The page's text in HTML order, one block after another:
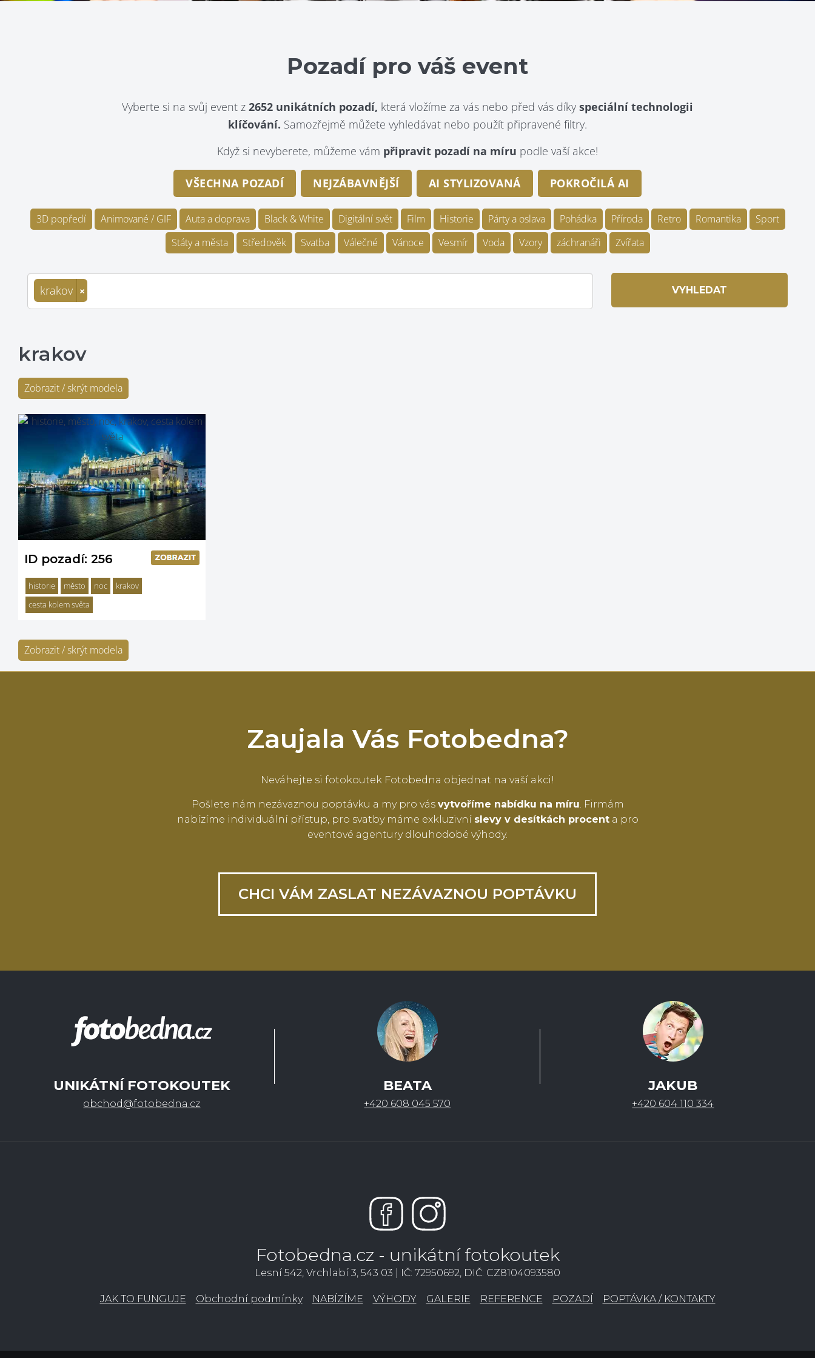
Pozadí pro váš event
Vyberte si na svůj event z 2652 unikátních pozadí, která vložíme za vás nebo před vás díky speciální technologii
klíčování. Samozřejmě můžete vyhledávat nebo použít připravené filtry.
Když si nevyberete, můžeme vám připravit pozadí na míru podle vaší akce!
VŠECHNA POZADÍ NEJZÁBAVNĚJŠÍ AI STYLIZOVANÁ POKROČILÁ AI
3D popředí Animované / GIF Auta a doprava Black & White Digitální svět Film Historie Párty a oslava Pohádka Příroda Retro Romantika
Sport
Státy a města
Středověk Svatba Válečné Vánoce Vesmír Voda Vzory záchranáři Zvířata
krakov × VYHLEDAT
krakov
Zobrazit / skrýt modela
ID pozadí: 256
historie město noc
krakov
cesta kolem světa
Zobrazit / skrýt modela
Zaujala Vás Fotobedna?
Neváhejte si fotokoutek Fotobedna objednat na vaší akci!
Pošlete nám nezávaznou poptávku a my pro vás vytvoříme nabídku na míru. Firmám
nabízíme individuální přístup, pro svatby máme exkluzivní slevy v desítkách procenta pro
eventové agentury dlouhodobé výhody.
CHCI VÁM ZASLAT NEZÁVAZNOU POPTÁVKU
UNIKÁTNÍ FOTOKOUTEK
obchod@fotobedna.cz
BEATA
+420 608 045 570
JAKUB
+420 604 110 334
Fotobedna.cz - unikátní fotokoutek
Lesní 542, Vrchlabí 3, 543 03 | IČ: 72950692, DIČ: CZ8104093580
JAK TO FUNGUJE Obchodní podmínky NABÍZÍME VÝHODY GALERIE REFERENCE POZADÍ POPTÁVKA / KONTAKTY